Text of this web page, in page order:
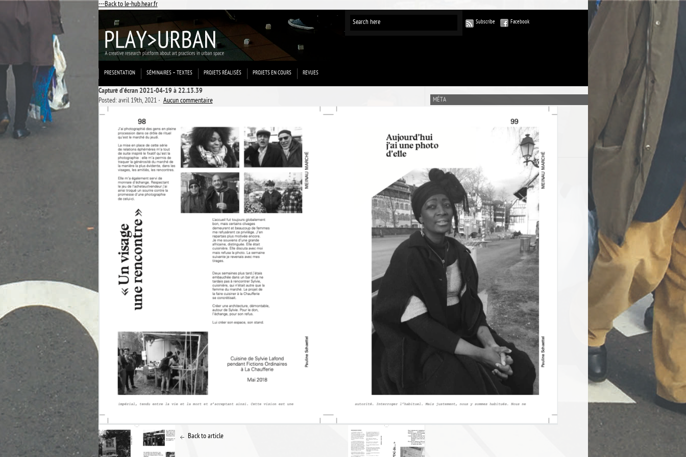
---Back to le-hub.hear.fr
Subscribe Facebook
PRESENTATION SÉMINAIRES – TEXTES PROJETS RÉALISÉS PROJETS EN COURS REVUES
MÉTA
Flux des commentaires
Site de WordPress-FR
Capture d’écran 2021-04-19 à 22.13.39
Posted: avril 19th, 2021 ˑAucun commentaire
Back to article